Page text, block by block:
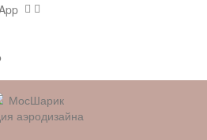
аэродизайна